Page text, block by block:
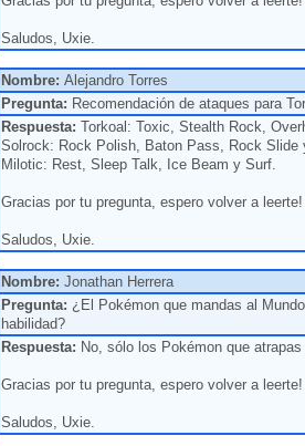
Saludos, Uxie.
Nombre: Alejandro Torres
Pregunta: Recomendación de ataques para
Respuesta: Torkoal: Toxic, Stealth Rock,
Solrock: Rock Polish, Baton Pass, Rock Slide
Milotic: Rest, Sleep Talk, Ice Beam y Surf.
Gracias por tu pregunta, espero volver a leerte!
Saludos, Uxie.
Nombre: Jonathan Herrera
Pregunta: ¿El Pokémon que mandas al
habilidad?
Respuesta: No, sólo los Pokémon que
Gracias por tu pregunta, espero volver a leerte!
Saludos, Uxie.